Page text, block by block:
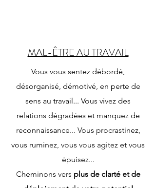
MAL-ÊTRE AU TRAVAIL
Vous vous sentez débordé,
désorganisé, démotivé, en perte de
sens au travail... Vous vivez des
relations dégradées et manquez de
reconnaissance... Vous procrastinez,
vous ruminez, vous vous agitez et vous
épuisez...
Cheminons vers plus de clarté et de